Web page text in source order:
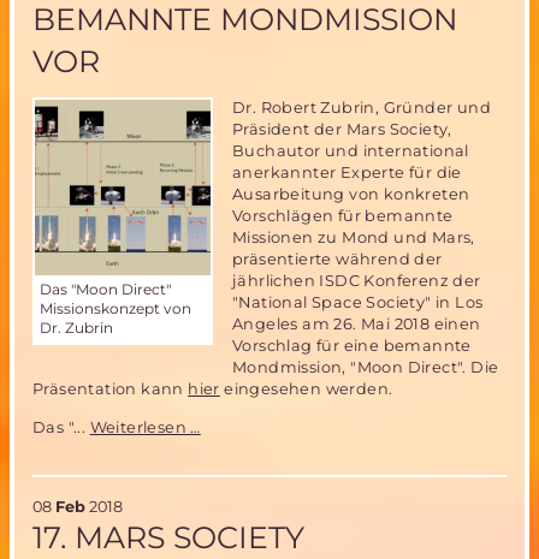
München
BEMANNTE MONDMISSION
VOR
Das "Moon Direct"
Missionskonzept von
Dr. Zubrin
Dr. Robert Zubrin, Gründer und
Präsident der Mars Society,
Buchautor und international
anerkannter Experte für die
Ausarbeitung von konkreten
Vorschlägen für bemannte
Missionen zu Mond und Mars,
präsentierte während der
jährlichen ISDC Konferenz der
"National Space Society" in Los
Angeles am 26. Mai 2018 einen
Vorschlag für eine bemannte
Mondmission, "Moon Direct". Die
Präsentation kann hier eingesehen werden.
Das "... Weiterlesen …
eine
08 Feb 2018
17. MARS SOCIETY